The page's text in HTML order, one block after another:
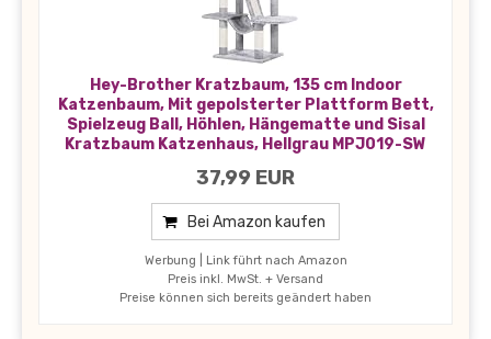
Hey-Brother Kratzbaum, 135 cm Indoor
Katzenbaum, Mit gepolsterter Plattform Bett,
Spielzeug Ball, Höhlen, Hängematte und Sisal
Kratzbaum Katzenhaus, Hellgrau MPJ019-SW
37,99 EUR
Bei Amazon kaufen
Werbung | Link führt nach Amazon
Preis inkl. MwSt. + Versand
Preise können sich bereits geändert haben